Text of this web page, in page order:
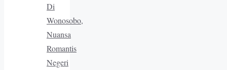
Di
Wonosobo,
Nuansa
Romantis
Negeri